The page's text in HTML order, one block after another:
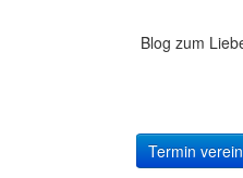
Blog zum
Termin